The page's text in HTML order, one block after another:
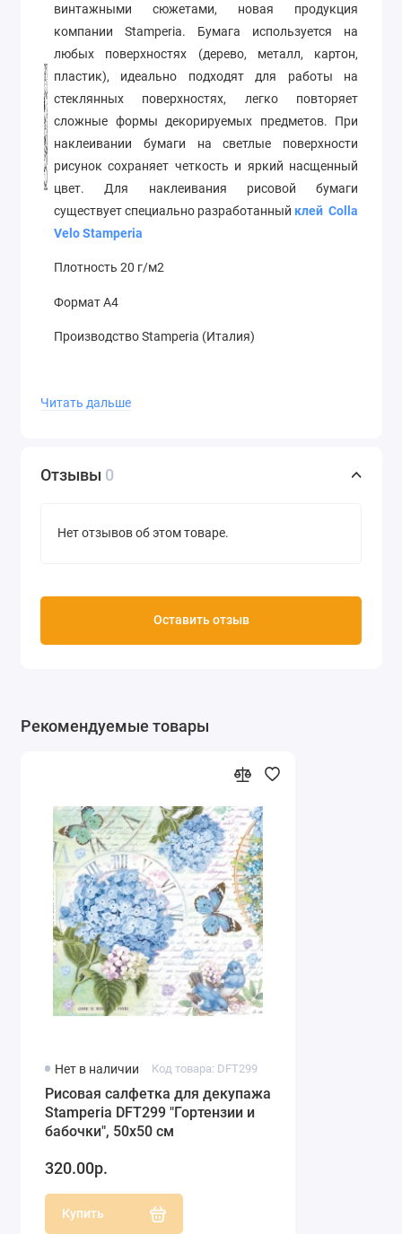
винтажными сюжетами, новая продукция
компании Stamperia. Бумага используется на
любых поверхностях (дерево, металл, картон,
пластик), идеально подходят для работы на
стеклянных поверхностях, легко повторяет
сложные формы декорируемых предметов. При
наклеивании бумаги на светлые поверхности
рисунок сохраняет четкость и яркий насщенный
цвет. Для наклеивания рисовой бумаги
существует специально разработанный клей Colla
Velo Stamperia
Плотность 20 г/м2
Формат А4
Производство Stamperia (Италия)
Читать дальше
Отзывы 0
Нет отзывов об этом товаре.
Оставить отзыв
Рекомендуемые товары
Нет в наличии Код товара: DFT299
Рисовая салфетка для декупажа
Stamperia DFT299 "Гортензии и
бабочки", 50х50 см
320.00р.
Купить